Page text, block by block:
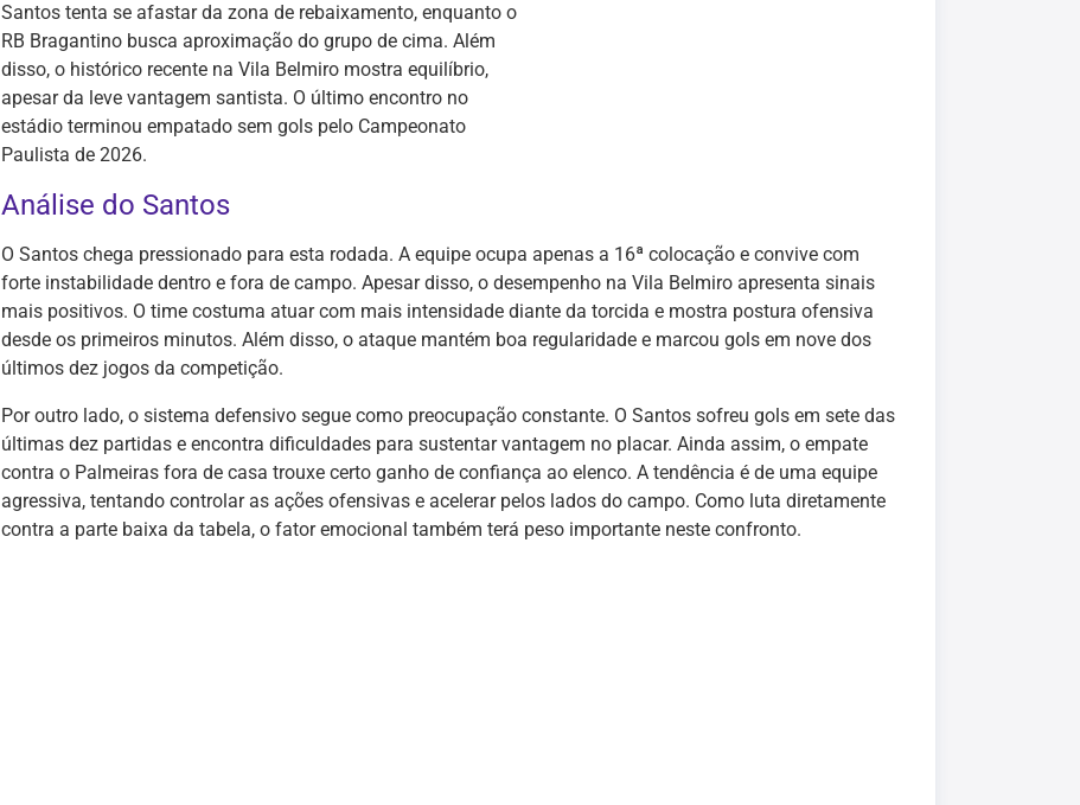
Santos tenta se afastar da zona de rebaixamento, enquanto o
RB Bragantino busca aproximação do grupo de cima. Além
disso, o histórico recente na Vila Belmiro mostra equilíbrio,
apesar da leve vantagem santista. O último encontro no
estádio terminou empatado sem gols pelo Campeonato
Paulista de 2026.
Análise do Santos
O Santos chega pressionado para esta rodada. A equipe ocupa apenas a 16ª colocação e convive com
forte instabilidade dentro e fora de campo. Apesar disso, o desempenho na Vila Belmiro apresenta sinais
mais positivos. O time costuma atuar com mais intensidade diante da torcida e mostra postura ofensiva
desde os primeiros minutos. Além disso, o ataque mantém boa regularidade e marcou gols em nove dos
últimos dez jogos da competição.
Por outro lado, o sistema defensivo segue como preocupação constante. O Santos sofreu gols em sete das
últimas dez partidas e encontra dificuldades para sustentar vantagem no placar. Ainda assim, o empate
contra o Palmeiras fora de casa trouxe certo ganho de confiança ao elenco. A tendência é de uma equipe
agressiva, tentando controlar as ações ofensivas e acelerar pelos lados do campo. Como luta diretamente
contra a parte baixa da tabela, o fator emocional também terá peso importante neste confronto.